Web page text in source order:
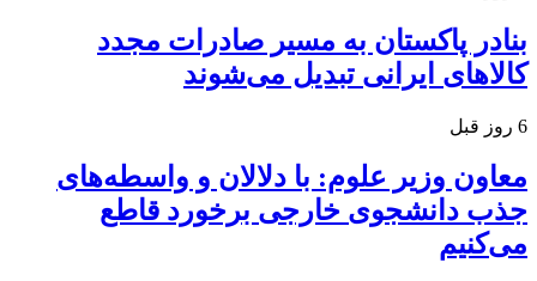
بنادر پاکستان به مسیر صادرات مجدد
کالاهای ایرانی تبدیل می‌شوند
6 روز قبل
معاون وزیر علوم: با دلالان و واسطه‌های
جذب دانشجوی خارجی برخورد قاطع
می‌کنیم